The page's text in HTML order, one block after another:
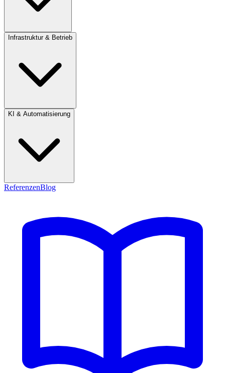
Infrastruktur & Betrieb
KI & Automatisierung
ReferenzenBlog